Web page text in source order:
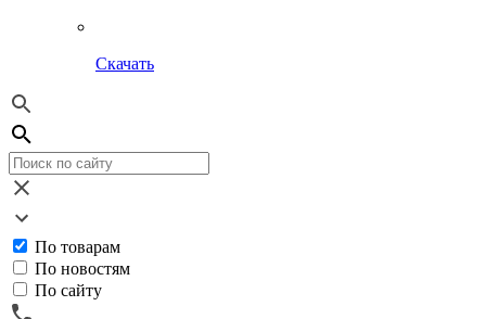
Скачать
По товарам
По новостям
По сайту